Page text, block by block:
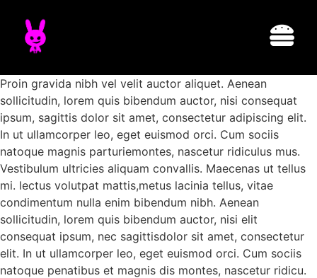
Proin gravida nibh vel velit auctor aliquet. Aenean
sollicitudin, lorem quis bibendum auctor, nisi consequat
ipsum, sagittis dolor sit amet, consectetur adipiscing elit.
In ut ullamcorper leo, eget euismod orci. Cum sociis
natoque magnis parturiemontes, nascetur ridiculus mus.
Vestibulum ultricies aliquam convallis. Maecenas ut tellus
mi. lectus volutpat mattis,metus lacinia tellus, vitae
condimentum nulla enim bibendum nibh. Aenean
sollicitudin, lorem quis bibendum auctor, nisi elit
consequat ipsum, nec sagittisdolor sit amet, consectetur
elit. In ut ullamcorper leo, eget euismod orci. Cum sociis
natoque penatibus et magnis dis montes, nascetur ridicu.